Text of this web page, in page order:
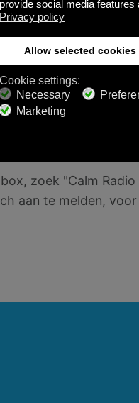
Play Store en
ontvangers. Gebruik
zoek "Calm
aan te melden,